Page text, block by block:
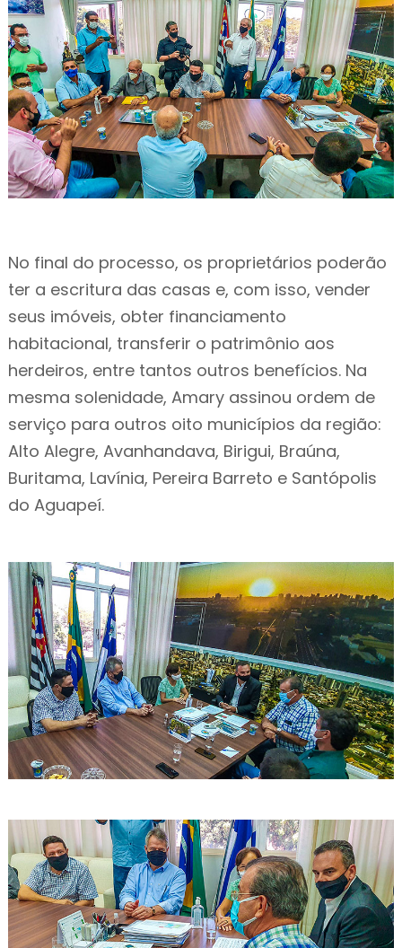
No final do processo, os proprietários poderão
ter a escritura das casas e, com isso, vender
seus imóveis, obter financiamento
habitacional, transferir o patrimônio aos
herdeiros, entre tantos outros benefícios. Na
mesma solenidade, Amary assinou ordem de
serviço para outros oito municípios da região:
Alto Alegre, Avanhandava, Birigui, Braúna,
Buritama, Lavínia, Pereira Barreto e Santópolis
do Aguapeí.